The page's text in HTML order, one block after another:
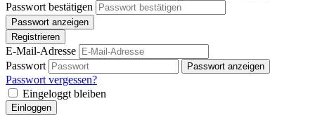
Passwort bestätigen
Passwort anzeigen
Registrieren
E-Mail-Adresse
Passwort
Passwort anzeigen
Passwort vergessen?
Eingeloggt bleiben
Einloggen